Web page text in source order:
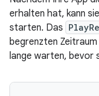
erhalten hat, kann
starten. Das
begrenzten
lange warten, bevor